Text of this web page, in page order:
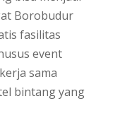
Borobudur
fasilitas
event
sama
bintang yang